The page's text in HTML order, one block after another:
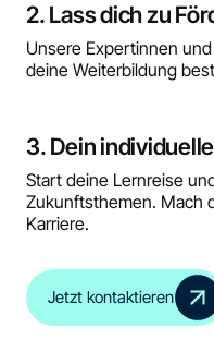
2. Lass dich zu
Unsere Expertinnen
deine Weiterbildung
3. Dein
Start deine Lernreise
Zukunftsthemen. Mach
Karriere.
Jetzt kontaktieren